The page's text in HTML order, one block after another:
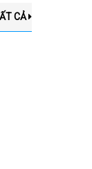
CẢ